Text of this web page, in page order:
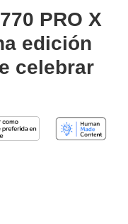
PRO X
edición
celebrar